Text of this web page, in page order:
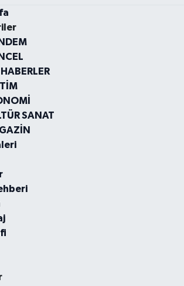
HABERLER
SANAT